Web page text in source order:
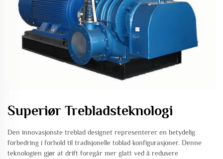
Superiør Trebladsteknologi
Den innovasjonste treblad designet representerer en betydelig
forbedring i forhold til tradisjonelle toblad konfigurasjoner. Denne
teknologien gjør at drift foregår mer glatt ved å redusere